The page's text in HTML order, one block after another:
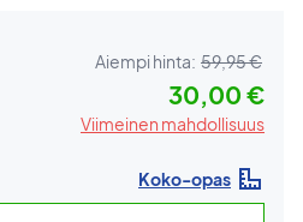
Aiempi hinta: 59,95 €
30,00 €
Viimeinen mahdollisuus
Koko-opas